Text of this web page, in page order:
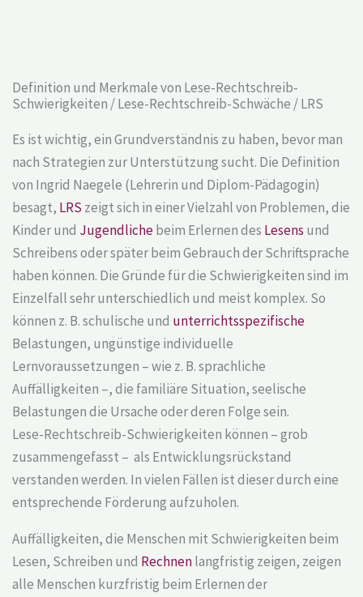
Definition und Merkmale von Lese-Rechtschreib-
Schwierigkeiten / Lese-Rechtschreib-Schwäche / LRS
Es ist wichtig, ein Grundverständnis zu haben, bevor man
nach Strategien zur Unterstützung sucht. Die Definition
von Ingrid Naegele (Lehrerin und Diplom-Pädagogin)
besagt, LRS zeigt sich in einer Vielzahl von Problemen, die
Kinder und Jugendlichebeim Erlernen des Lesens und
Schreibens oder später beim Gebrauch der Schriftsprache
haben können. Die Gründe für die Schwierigkeiten sind im
Einzelfall sehr unterschiedlich und meist komplex. So
können z. B. schulische und unterrichtsspezifische
Belastungen, ungünstige individuelle
Lernvoraussetzungen – wie z. B. sprachliche
Auffälligkeiten –, die familiäre Situation, seelische
Belastungen die Ursache oder deren Folge sein.
Lese-Rechtschreib-Schwierigkeiten können – grob
zusammengefasst – als Entwicklungsrückstand
verstanden werden. In vielen Fällen ist dieser durch eine
entsprechende Förderung aufzuholen.
Auffälligkeiten, die Menschen mit Schwierigkeiten beim
Lesen, Schreiben und Rechnenlangfristig zeigen, zeigen
alle Menschen kurzfristig beim Erlernen der